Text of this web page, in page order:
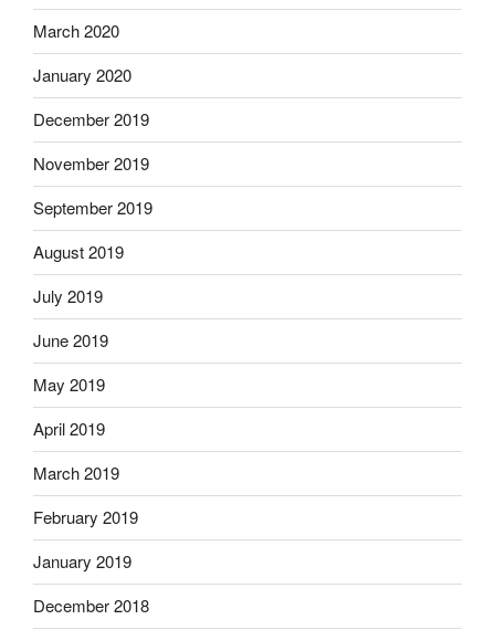
March 2020
January 2020
December 2019
November 2019
September 2019
August 2019
July 2019
June 2019
May 2019
April 2019
March 2019
February 2019
January 2019
December 2018